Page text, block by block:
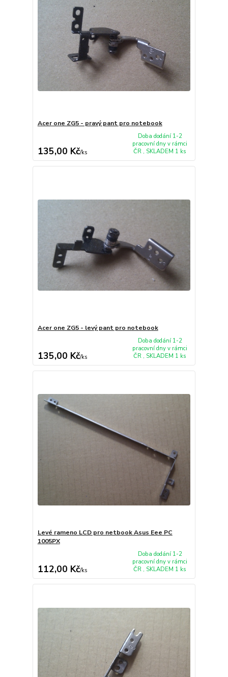
Acer one ZG5 - pravý pant pro notebook
135,00 Kč/ks
Doba dodání 1-2
pracovní dny v rámci
ČR , SKLADEM 1 ks
Acer one ZG5 - levý pant pro notebook
135,00 Kč/ks
Doba dodání 1-2
pracovní dny v rámci
ČR , SKLADEM 1 ks
Levé rameno LCD pro netbook Asus Eee PC
1005PX
112,00 Kč/ks
Doba dodání 1-2
pracovní dny v rámci
ČR , SKLADEM 1 ks